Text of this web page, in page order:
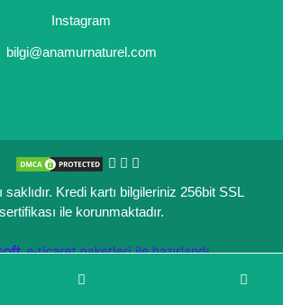
Instagram
bilgi@anamurnaturel.com
Kredi kartı bilgileriniz 256bit SSL
sertifikası ile korunmaktadır.
ideasoft
e-
ile